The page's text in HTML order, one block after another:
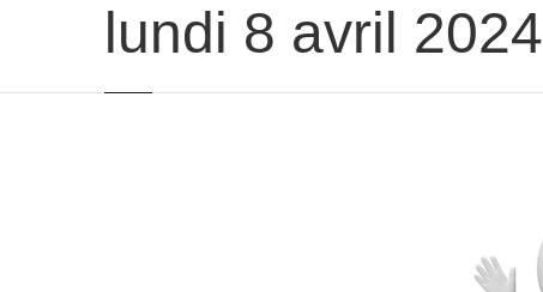
lundi 8 avril 2024